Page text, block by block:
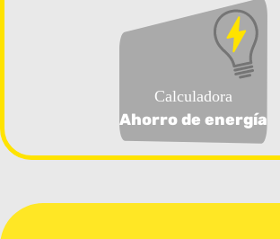
Calculadora
Ahorro de energía